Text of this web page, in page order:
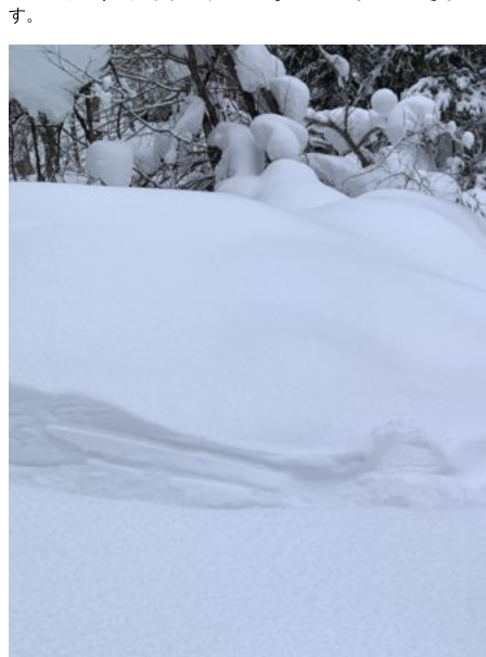
す。